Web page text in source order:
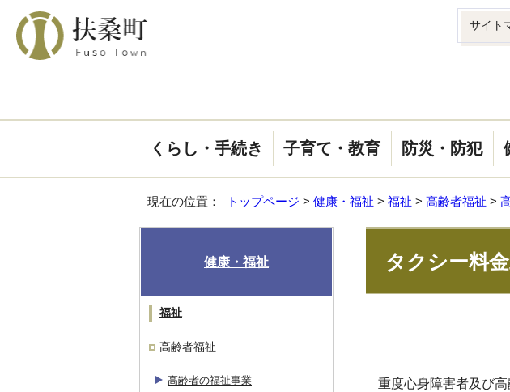
サイト
くらし・手続き 子育て・教育 防災・防犯
現在の位置： トップページ > 健康・福祉 > 福祉 > 高齢者福祉 >
タクシー料
重度心身障害者及び
健康・福祉
福祉
高齢者福祉
高齢者の福祉事業